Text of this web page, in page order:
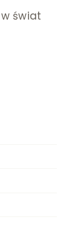
świat